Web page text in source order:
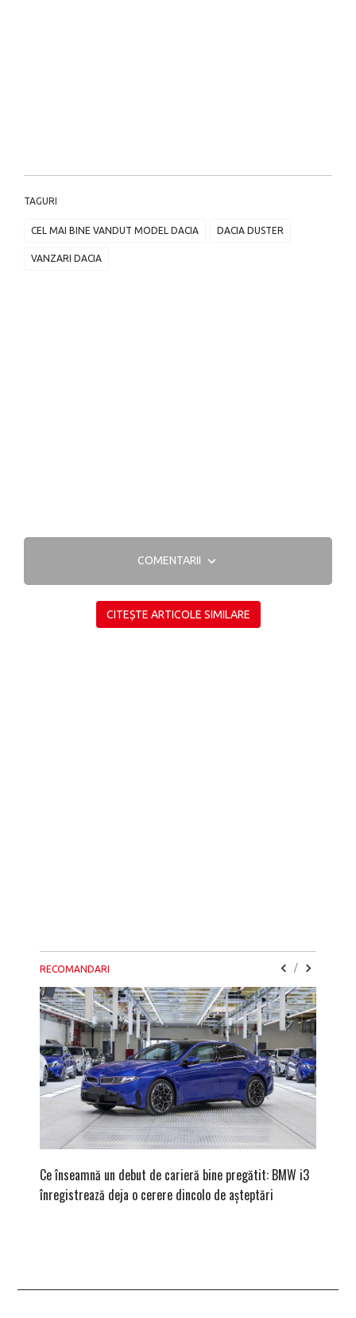
TAGURI
CEL MAI BINE VANDUT MODEL DACIA DACIA DUSTER
VANZARI DACIA
COMENTARII
CITEȘTE ARTICOLE SIMILARE
RECOMANDARI /
Ce înseamnă un debut de carieră bine pregătit: BMW i3
înregistrează deja o cerere dincolo de așteptări